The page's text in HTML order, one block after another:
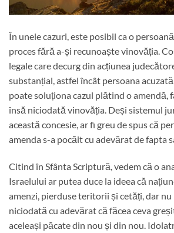
În unele cazuri, este posibil ca o
proces fără a-și recunoaște vinovăția.
legale care decurg din acțiunea
substanțial, astfel încât persoana
poate soluționa cazul plătind o amendă,
însă niciodată vinovăția. Deși sistemul
această concesie, ar fi greu de spus că
amenda s-a pocăit cu adevărat de fapta
Citind în Sfânta Scriptură, vedem că o
Israelului ar putea duce la ideea că
amenzi, pierduse teritorii și cetăți, dar nu
niciodată cu adevărat că făcea ceva
aceleași păcate din nou și din nou.